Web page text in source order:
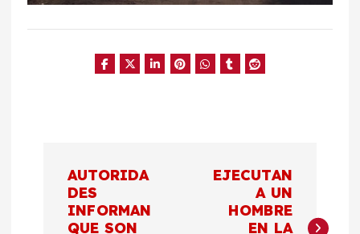
AUTORIDA
DES
INFORMAN
QUE SON
EJECUTAN
A UN
HOMBRE
EN LA